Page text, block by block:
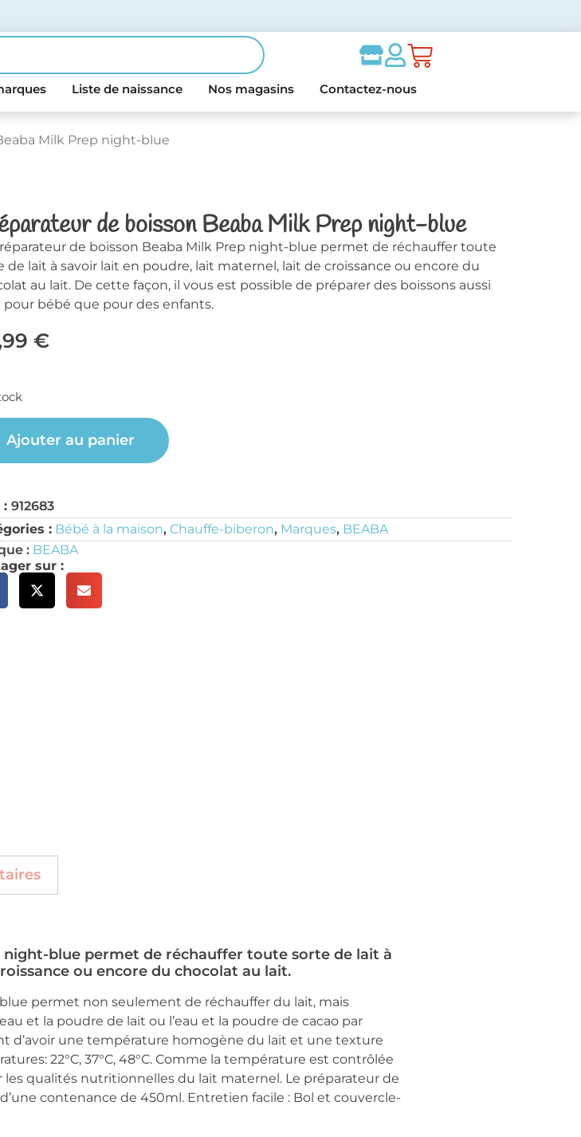
Liste de naissance Nos magasins Contactez-nous
Milk Prep night-blue
de boisson Beaba Milk Prep night-blue
de boisson Beaba Milk Prep night-blue permet de réchauffer toute
de lait à savoir lait en poudre, lait maternel, lait de croissance ou encore du
au lait. De cette façon, il vous est possible de préparer des boissons aussi
pour bébé que pour des enfants.
€
Ajouter au panier
:912683
: Bébé à la maison,Chauffe-biberon, Marques, BEABA
: BEABA
sur :
night-blue permet de réchauffer toute sorte de lait à
ou encore du chocolat au lait.
permet non seulement de réchauffer du lait, mais
et la poudre de lait ou l’eau et la poudre de cacao par
d’avoir une température homogène du lait et une texture
22°C, 37°C, 48°C. Comme la température est contrôlée
qualités nutritionnelles du lait maternel. Le préparateur de
contenance de 450ml. Entretien facile : Bol et couvercle-